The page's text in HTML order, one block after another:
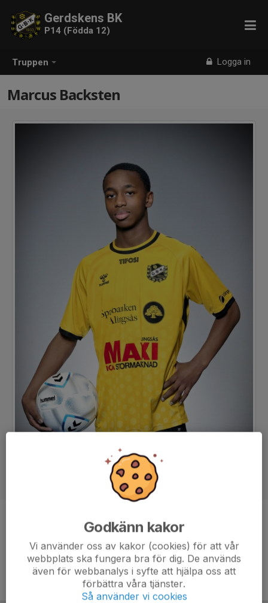
Truppen Logga in
Gerdskens BK
P14 (Födda 12)
Marcus Backsten
-
Ålder
14 år
Godkänn kakor
Vi använder oss av kakor (cookies) för att vår
webbplats ska fungera bra för dig. De används
även för webbanalys i syfte att hjälpa oss att
förbättra våra tjänster.
Så använder vi cookies